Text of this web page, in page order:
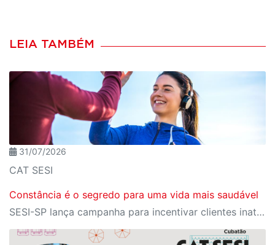
LEIA TAMBÉM
31/07/2026
CAT SESI
Constância é o segredo para uma vida mais saudável
SESI-SP lança campanha para incentivar clientes inativos a retomarem a prática de atividades físicas, esporte e lazer com benefícios exclusivos